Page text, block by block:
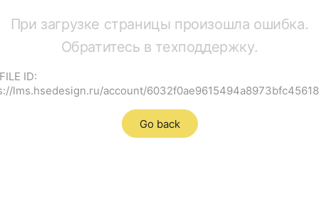
При загрузке страницы произошла ошибка.
Обратитесь в техподдержку.
ID:
lms.hsedesign.ru/account/
Go back